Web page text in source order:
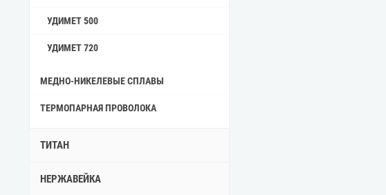
УДИМЕТ 500
УДИМЕТ 720
МЕДНО-НИКЕЛЕВЫЕ СПЛАВЫ
ТЕРМОПАРНАЯ ПРОВОЛОКА
ТИТАН
НЕРЖАВЕЙКА